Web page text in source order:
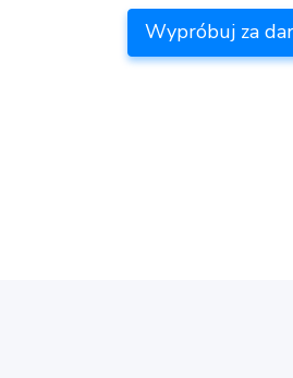
Wypróbuj za